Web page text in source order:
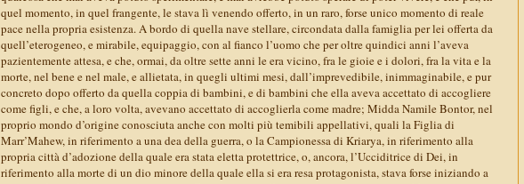
quel momento, in quel frangente, le stava lì venendo offerto, in un raro, forse unico momento di reale
pace nella propria esistenza. A bordo di quella nave stellare, circondata dalla famiglia per lei offerta da
quell’eterogeneo, e mirabile, equipaggio, con al fianco l’uomo che per oltre quindici anni l’aveva
pazientemente attesa, e che, ormai, da oltre sette anni le era vicino, fra le gioie e i dolori, fra la vita e la
morte, nel bene e nel male, e allietata, in quegli ultimi mesi, dall’imprevedibile, inimmaginabile, e pur
concreto dopo offerto da quella coppia di bambini, e di bambini che ella aveva accettato di accogliere
come figli, e che, a loro volta, avevano accettato di accoglierla come madre; Midda Namile Bontor, nel
proprio mondo d’origine conosciuta anche con molti più temibili appellativi, quali la Figlia di
Marr’Mahew, in riferimento a una dea della guerra, o la Campionessa di Kriarya, in riferimento alla
propria città d’adozione della quale era stata eletta protettrice, o, ancora, l’Ucciditrice di Dei, in
riferimento alla morte di un dio minore della quale ella si era resa protagonista, stava forse iniziando a